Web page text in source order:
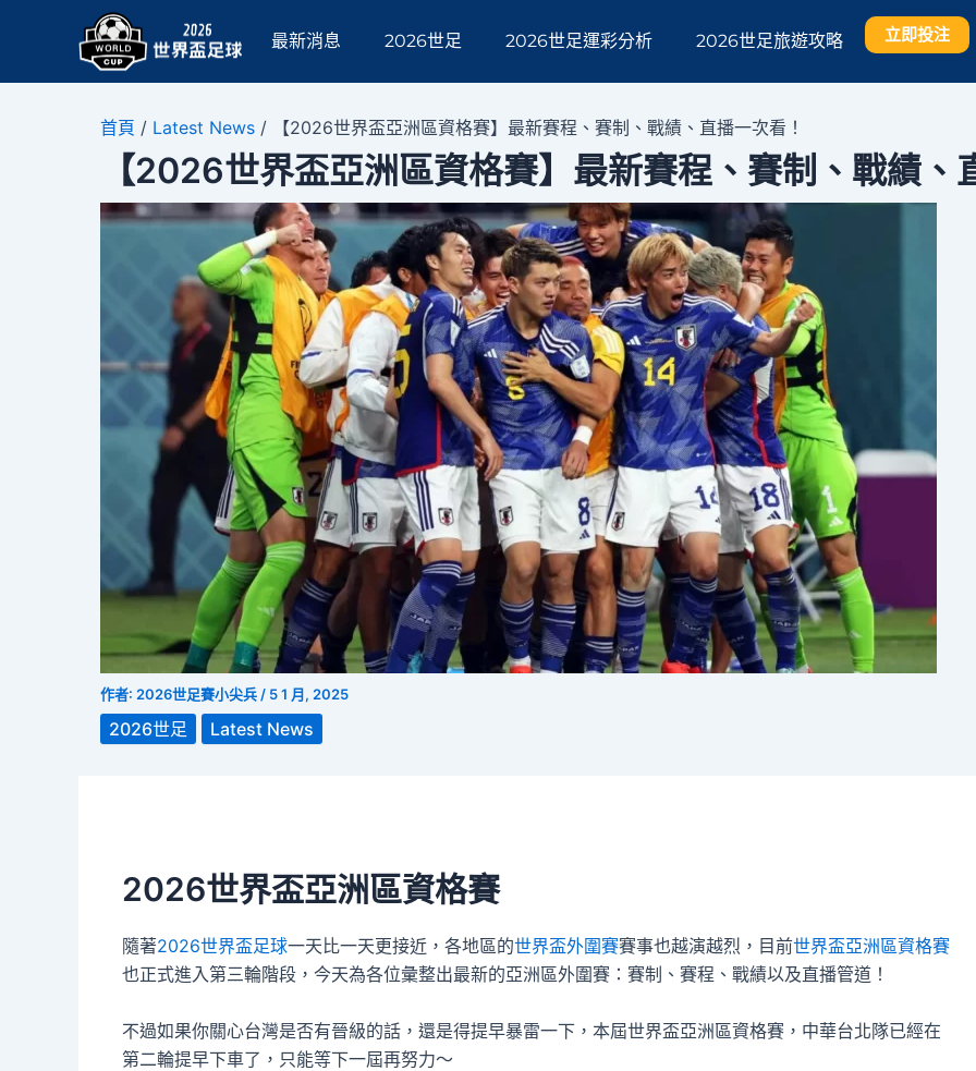
最新消息 2026世足 2026世足運彩分析 2026世足旅遊攻略 立即投注
首頁 / Latest News / 【2026世界盃亞洲區資格賽】最新賽程、賽制、戰績、直播一次看！
【2026世界盃亞洲區資格賽】最新賽程、賽制、戰績、
作者: 2026世足賽小尖兵/ 5 1 月, 2025
2026世足 Latest News
2026世界盃亞洲區資格賽
隨著2026世界盃足球一天比一天更接近，各地區的世界盃外圍賽賽事也越演越烈，目前世界盃亞洲區資格賽
也正式進入第三輪階段，今天為各位彙整出最新的亞洲區外圍賽：賽制、賽程、戰績以及直播管道！
不過如果你關心台灣是否有晉級的話，還是得提早暴雷一下，本屆世界盃亞洲區資格賽，中華台北隊已經在
第二輪提早下車了，只能等下一屆再努力～
Post
navigation